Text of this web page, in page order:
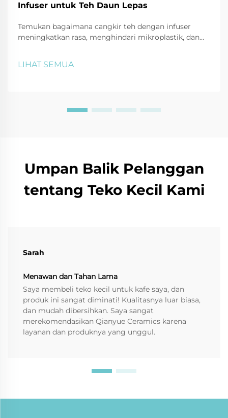
Infuser untuk Teh Daun Lepas
Temukan bagaimana cangkir teh dengan infuser
meningkatkan rasa, menghindari mikroplastik, dan
disesuaikan. Coba sekarang!
LIHAT SEMUA
Umpan Balik Pelanggan
tentang Teko Kecil Kami
Sarah
Menawan dan Tahan Lama
Saya membeli teko kecil untuk kafe saya, dan
produk ini sangat diminati! Kualitasnya luar biasa,
dan mudah dibersihkan. Saya sangat
merekomendasikan Qianyue Ceramics karena
layanan dan produknya yang unggul.